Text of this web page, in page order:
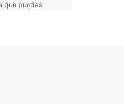
que puedas